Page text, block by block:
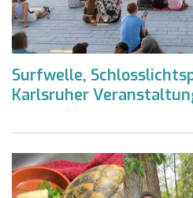
Surfwelle,
Karlsruher